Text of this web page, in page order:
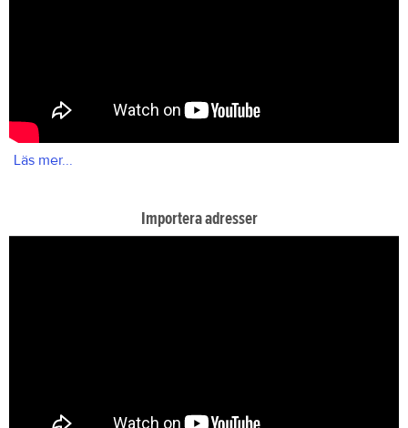
Läs mer...
Importera adresser